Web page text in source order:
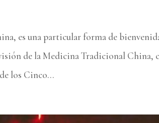
es una particular forma de
de la Medicina Tradicional China,
los Cinco...